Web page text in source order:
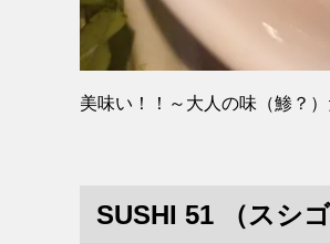
美味い！！～大人の味（鯵？
SUSHI 51 （スシ